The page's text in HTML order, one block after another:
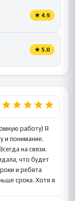
★ 4.9
★ 5.0
работу) Я
и понимание.
на связи.
что будет
и ребята
срока. Хотя я